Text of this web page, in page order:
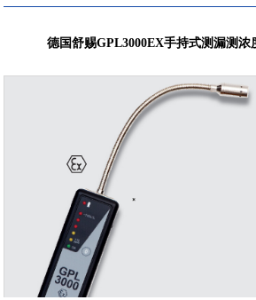
德国舒赐GPL3000EX手持式测漏测浓